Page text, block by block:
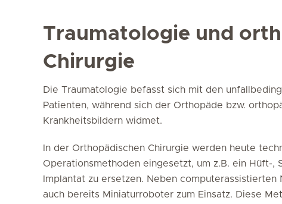
Traumatologie und
Chirurgie
Die Traumatologie befasst sich mit den
Patienten, während sich der Orthopäde bzw.
Krankheitsbildern widmet.
In der Orthopädischen Chirurgie werden heute
Operationsmethoden eingesetzt, um z.B. ein Hüft-,
Implantat zu ersetzen. Neben
auch bereits Miniaturroboter zum Einsatz. Diese